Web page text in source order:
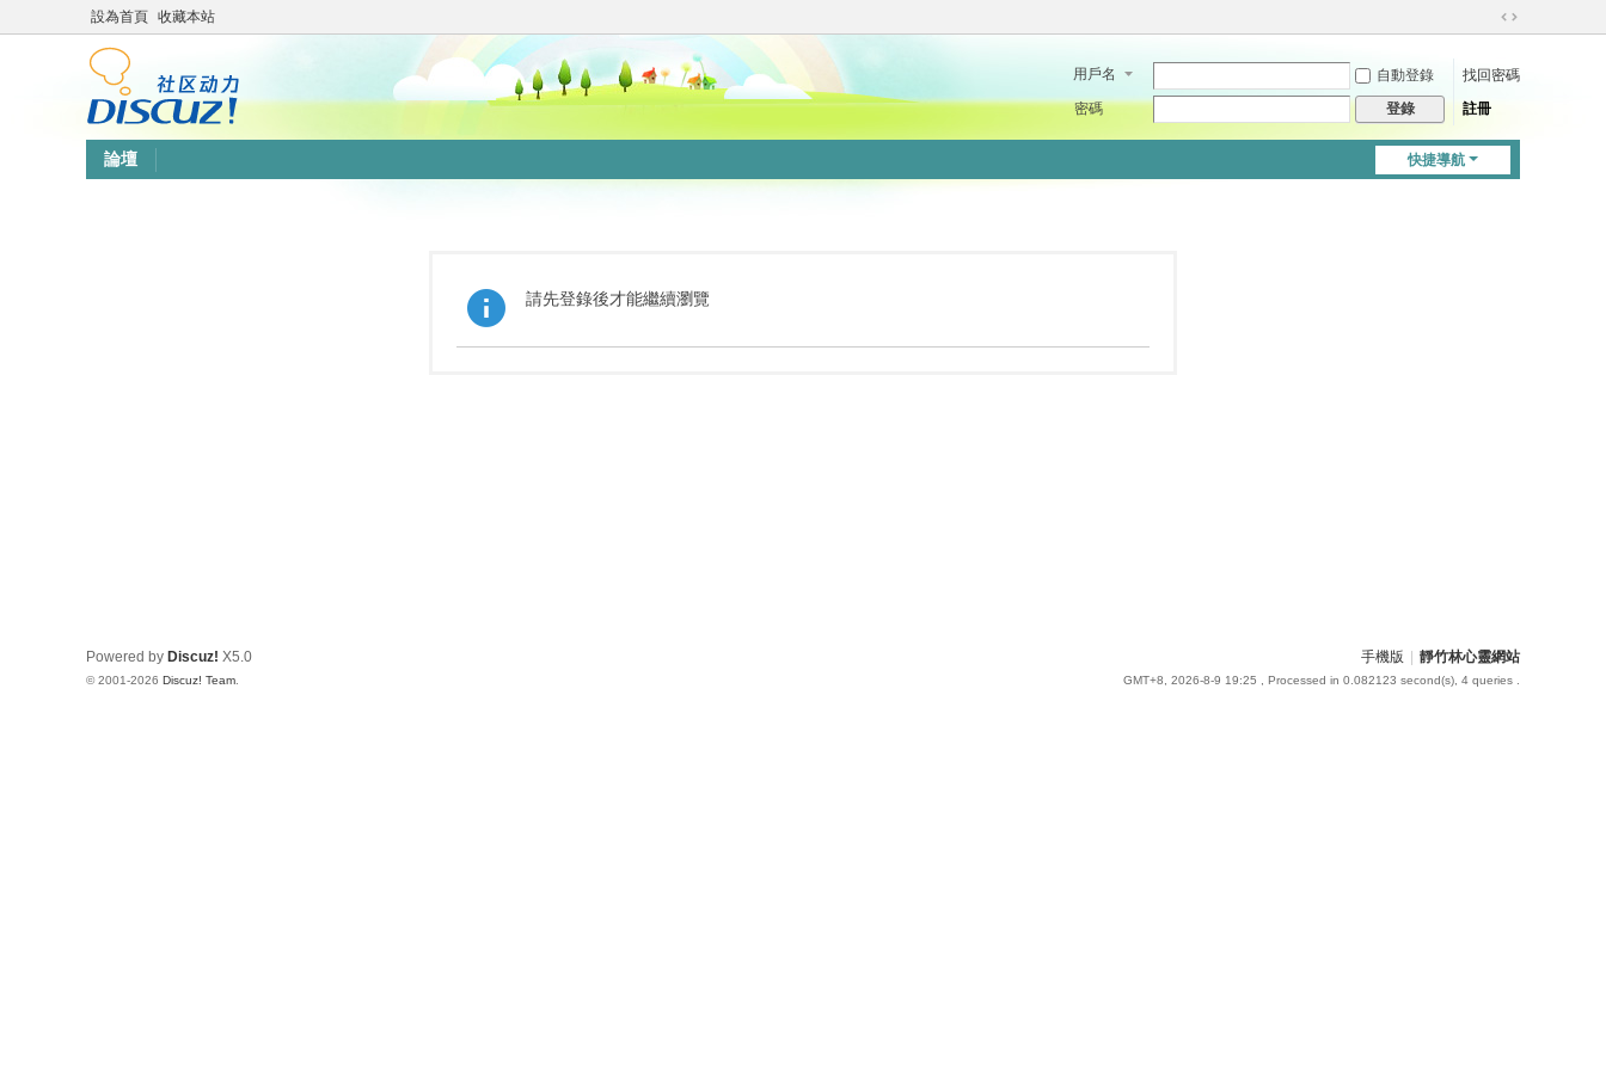
設為首頁 收藏本站
切
到
用戶名 自動登錄
找回密碼
密碼
登錄 註冊
快捷導航
論壇
請先登錄後才能繼續瀏覽
手機版 靜竹林心靈網站
GMT+8, 2026-8-9 19:25 , Processed in 0.082123 second(s), 4 queries .
Powered by Discuz! X5.0
© 2001-2026 Discuz! Team